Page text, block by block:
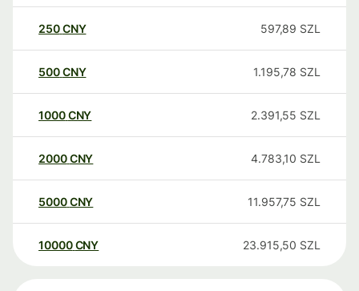
250CNY 597,89 SZL
500CNY 1.195,78 SZL
1000CNY 2.391,55 SZL
2000CNY 4.783,10 SZL
5000CNY 11.957,75 SZL
10000 CNY 23.915,50 SZL